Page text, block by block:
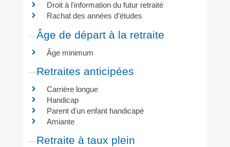
Droit à l'information du futur retraité
Rachat des années d'études
Âge de départ à la retraite
Âge minimum
Retraites anticipées
Carrière longue
Handicap
Parent d'un enfant handicapé
Amiante
Retraite à taux plein